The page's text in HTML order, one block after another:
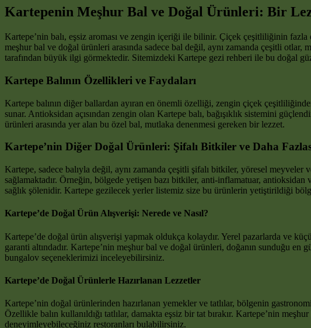
Kartepenin Meşhur Bal ve Doğal Ürünleri: Bir
Kartepe’nin balı, eşsiz aroması ve zengin içeriği ile bilinir. Çiçek çeşitliliğinin
meşhur bal ve doğal ürünleri arasında sadece bal değil, aynı zamanda çeşitli
tarafından büyük ilgi görmektedir. Sitemizdeki Kartepe gezi rehberi ile bu doğal
Kartepe Balının Özellikleri ve Faydaları
Kartepe balının diğer ballardan ayıran en önemli özelliği, zengin çiçek
sunar. Antioksidan açısından zengin olan Kartepe balı, bağışıklık sistemini
ürünleri arasında yer alan bu özel bal, mutlaka denenmesi gereken bir lezzet.
Kartepe’nin Diğer Doğal Ürünleri: Şifalı Bitkiler ve Daha
Kartepe, sadece balıyla değil, aynı zamanda çeşitli şifalı bitkiler, yöresel
sağlamaktadır. Örneğin, bölgede yetişen bazı bitkiler, anti-inflamatuar,
sağlık şölenidir. Kartepe gezilecek yerler listemiz size bu ürünlerin yetiştirildiği
Kartepe’de Doğal Ürün Alışverişi: Nerede ve Nasıl?
Kartepe’de doğal ürün alışverişi yapmak oldukça kolaydır. Yerel pazarlarda ve
garanti altındadır. Kartepe’nin meşhur bal ve doğal ürünleri, doğanın sunduğu
bungalov seçeneklerimizi inceleyebilirsiniz.
Kartepe’de Doğal Ürünlerle Hazırlanan Lezzetler
Kartepe’nin doğal ürünlerinden hazırlanan yemekler ve tatlılar, bölgenin
Özellikle balın kullanıldığı tatlılar, damakta eşsiz bir tat bırakır. Kartepe’nin
deneyimleyebileceğiniz restoranları bulabilirsiniz.